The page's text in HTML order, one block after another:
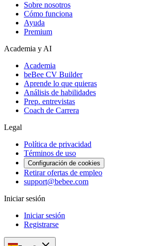
Sobre nosotros
Cómo funciona
Ayuda
Premium
Academia y AI
Academia
beBee CV Builder
Aprende lo que quieras
Análisis de habilidades
Prep. entrevistas
Coach de Carrera
Legal
Política de privacidad
Términos de uso
Configuración de cookies
Retirar ofertas de empleo
support@bebee.com
Iniciar sesión
Iniciar sesión
Registrarse